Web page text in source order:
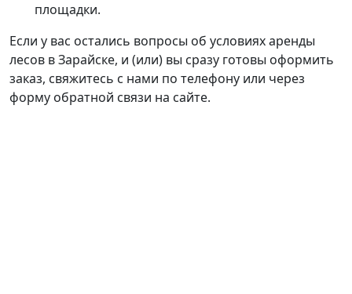
площадки.
Если у вас остались вопросы об условиях аренды
лесов в Зарайске, и (или) вы сразу готовы оформить
заказ, свяжитесь с нами по телефону или через
форму обратной связи на сайте.